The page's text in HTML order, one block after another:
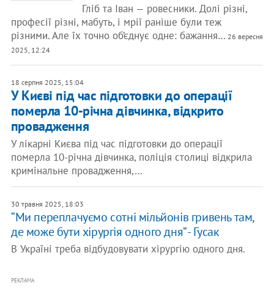
Гліб та Іван — ровесники. Долі різні,
професії різні, мабуть, і мрії раніше були теж
різними. Але їх точно об’єднує одне: бажання… 26 вересня
2025, 12:24
18 серпня 2025, 15:04
У Києві під час підготовки до операції
померла 10-річна дівчинка, відкрито
провадження
У лікарні Києва під час підготовки до операції
померла 10-річна дівчинка, поліція столиці відкрила
кримінальне провадження,…
30 травня 2025, 18:03
“Ми переплачуємо сотні мільйонів гривень там,
де може бути хірургія одного дня” - Гусак
В Україні треба відбудовувати хірургію одного дня.
РЕКЛАМА